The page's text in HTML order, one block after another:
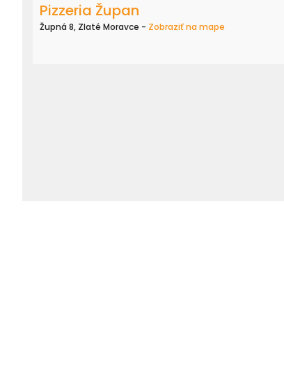
Pizzeria Župan
Župná 8, Zlaté Moravce - Zobraziť na mape